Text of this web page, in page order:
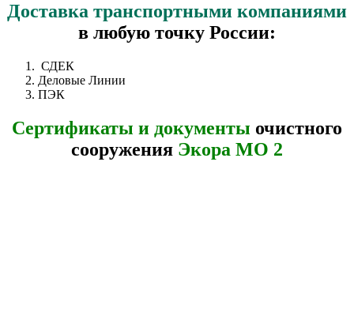
Доставка транспортными компаниями
в любую точку России:
СДЕК
Деловые Линии
ПЭК
Сертификаты и документы очистного
сооружения Экора МО 2